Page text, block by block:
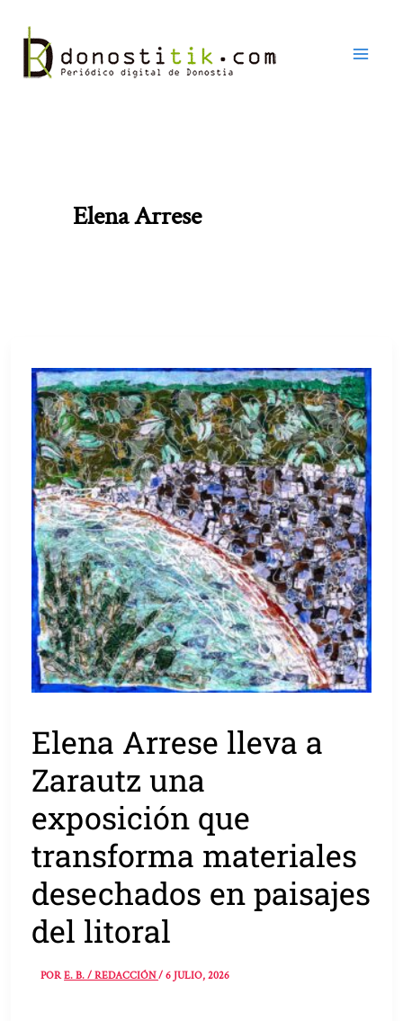
contenido
Elena Arrese
Elena Arrese lleva a
Zarautz una
exposición que
transforma materiales
desechados en paisajes
del litoral
PORE. B. / REDACCIÓN/6 JULIO, 2026